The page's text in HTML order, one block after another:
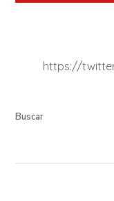
https://
Buscar